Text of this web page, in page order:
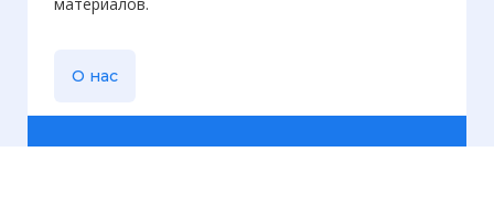
материалов.
О нас